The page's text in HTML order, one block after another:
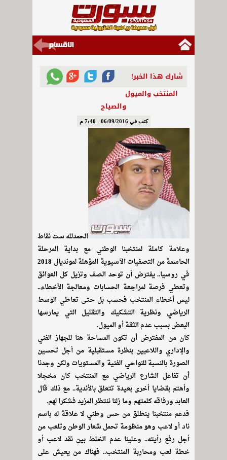
شارك هذا الخبر!
المنتخب والميول
والصياح
كتب في 06/09/2016 - 7:40 م
الحمدلله ست نقاط
وعلامة كاملة لمنتخبنا الوطني مع بداية المرحلة
الحاسمة من التصفيات الآسيوية المؤهلة لمونديال 2018
في روسيا.. يفترض أن توحد الصف وتزيل كل العوائق
وتعطي فرصة لمراجعة الحسابات ومعالجة الأخطاء..
ليس أخطاء المنتخب فحسب بل حتى تعاطي الوسط
الرياضي ونظرية التشكيك والتقليل التي يمارسها
البعض بسبب عدم الثقة أو الميول.
كان من المفترض أن تكون المساحة هنا للجهاز الفني
والإداري واللاعبين بنظرة مستقبلية من أجل تحسين
الصورة بالنسبة للنواحي الفنية والمستويات ولكن وجدنا
أن تفاعل الشارع الرياضي مع المنتخب كان مخجلا
وأهتم بقضايا أخرى بعيدة تتعلق بالأندية.. مع ذلك قال
العابد ورفاقه كلمتهم وما زلنا ننتظر المزيد فشكرا لهم.
فدعم منتخبنا ينطلق من حس وطني لا علاقة له باسم
ناد أو لاعب وهو منظومة تحمل شعار الوطن وتلعب من
أجل رفع رأيته.. وعلينا عدم الخلط بين نقد لاعب أو
خطة لعب ومحاربة المنتخب.. فهناك من يعيش على